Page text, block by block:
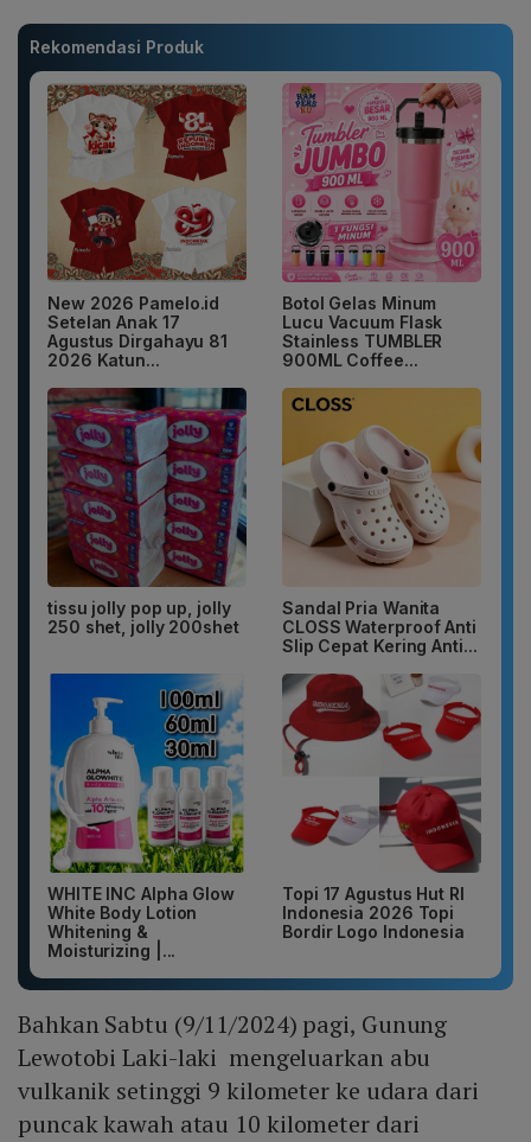
Rekomendasi Produk
New 2026 Pamelo.id
Setelan Anak 17
Agustus Dirgahayu 81
2026 Katun...
Botol Gelas Minum
Lucu Vacuum Flask
Stainless TUMBLER
900ML Coffee...
tissu jolly pop up, jolly
250 shet, jolly 200shet
Sandal Pria Wanita
CLOSS Waterproof Anti
Slip Cepat Kering Anti...
WHITE INC Alpha Glow
White Body Lotion
Whitening &
Moisturizing |...
Topi 17 Agustus Hut RI
Indonesia 2026 Topi
Bordir Logo Indonesia
Bahkan Sabtu (9/11/2024) pagi, Gunung
Lewotobi Laki-laki mengeluarkan abu
vulkanik setinggi 9 kilometer ke udara dari
puncak kawah atau 10 kilometer dari